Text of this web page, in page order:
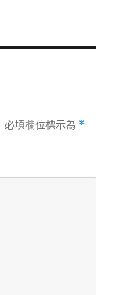
必填欄位標示為 *